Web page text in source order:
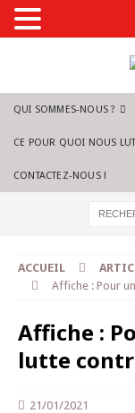
QUI SOMMES-NOUS ?
CE POUR QUOI NOUS
CONTACTEZ-NOUS !
ACCUEIL
Affiche : Pour
Affiche :
lutte
21/01/2021